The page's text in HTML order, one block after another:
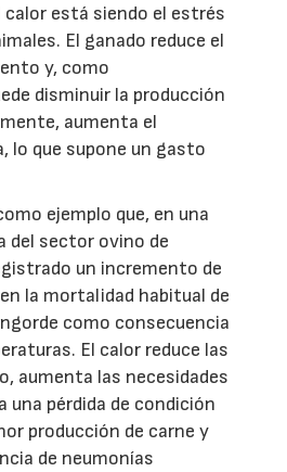
calor está siendo el estrés
El ganado reduce el
y, como
disminuir la producción
aumenta el
lo que supone un gasto
ejemplo que, en una
del sector ovino de
un incremento de
la mortalidad habitual de
como consecuencia
El calor reduce las
aumenta las necesidades
una pérdida de condición
producción de carne y
de neumonías